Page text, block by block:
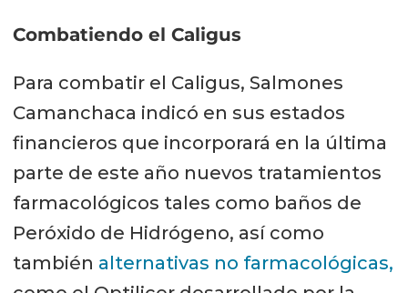
Combatiendo el Caligus
Para combatir el Caligus, Salmones
Camanchaca indicó en sus estados
financieros que incorporará en la última
parte de este año nuevos tratamientos
farmacológicos tales como baños de
Peróxido de Hidrógeno, así como
también alternativas no farmacológicas,